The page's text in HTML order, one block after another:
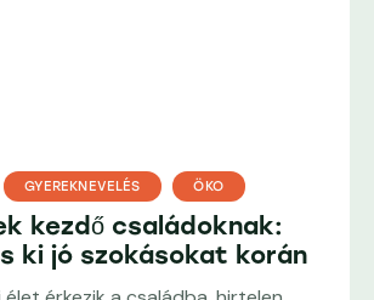
GYEREKNEVELÉS ÖKO
kezdő családoknak:
ki jó szokásokat korán